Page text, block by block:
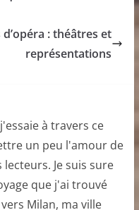
: théâtres et
représentations
à travers ce
un peu l'amour de
Je suis sure
que j'ai trouvé
Milan, ma ville